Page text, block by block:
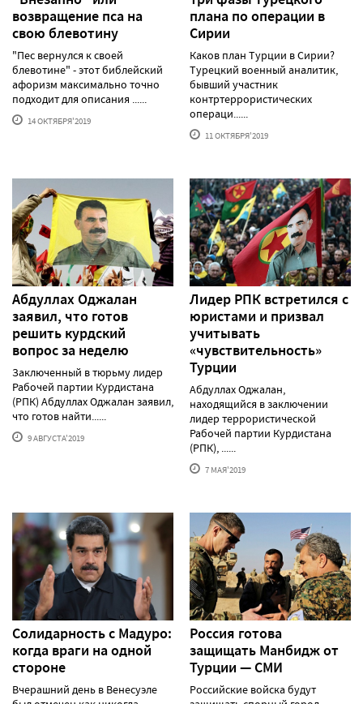
возвращение пса на
свою блевотину
"Пес вернулся к своей
блевотине" - этот библейский
афоризм максимально точно
подходит для описания ......
14 ОКТЯБРЯ'2019
плана по операции в
Сирии
Каков план Турции в Сирии?
Турецкий военный аналитик,
бывший участник
контртеррористических
операци......
11 ОКТЯБРЯ'2019
Абдуллах Оджалан
заявил, что готов
решить курдский
вопрос за неделю
Заключенный в тюрьму лидер
Рабочей партии Курдистана
(РПК) Абдуллах Оджалан заявил,
что готов найти......
9 АВГУСТА'2019
Лидер РПК встретился с
юристами и призвал
учитывать
«чувствительность»
Турции
Абдуллах Оджалан,
находящийся в заключении
лидер террористической
Рабочей партии Курдистана
(РПК), ......
7 МАЯ'2019
Солидарность с Мадуро:
когда враги на одной
стороне
Вчерашний день в Венесуэле
Россия готова
защищать Манбидж от
Турции — СМИ
Российские войска будут